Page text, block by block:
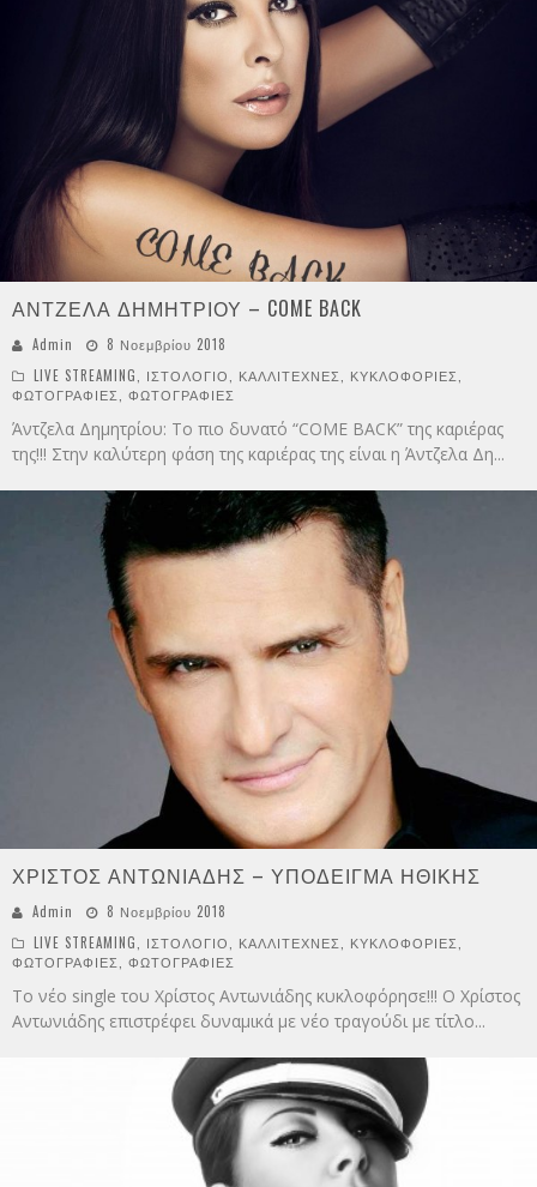
ΑΝΤΖΕΛΑ ΔΗΜΗΤΡΙΟΥ – COME BACK
Admin
8 Νοεμβρίου 2018
LIVE STREAMING
ΙΣΤΟΛΟΓΙΟ ΚΑΛΛΙΤΕΧΝΕΣ ΚΥΚΛΟΦΟΡΙΕΣ
ΦΩΤΟΓΡΑΦΙΕΣ
ΦΩΤΟΓΡΑΦΙΕΣ
Άντζελα Δημητρίου: Το πιο δυνατό “COME BACK” της καριέρας
της!!! Στην καλύτερη φάση της καριέρας της είναι η Άντζελα Δη...
ΧΡΙΣΤΟΣ ΑΝΤΩΝΙΑΔΗΣ – ΥΠΟΔΕΙΓΜΑ ΗΘΙΚΗΣ
Admin
8 Νοεμβρίου 2018
LIVE STREAMING
ΙΣΤΟΛΟΓΙΟ ΚΑΛΛΙΤΕΧΝΕΣ ΚΥΚΛΟΦΟΡΙΕΣ
ΦΩΤΟΓΡΑΦΙΕΣ
ΦΩΤΟΓΡΑΦΙΕΣ
Το νέο single του Χρίστος Αντωνιάδης κυκλοφόρησε!!! Ο Χρίστος
Αντωνιάδης επιστρέφει δυναμικά με νέο τραγούδι με τίτλο...